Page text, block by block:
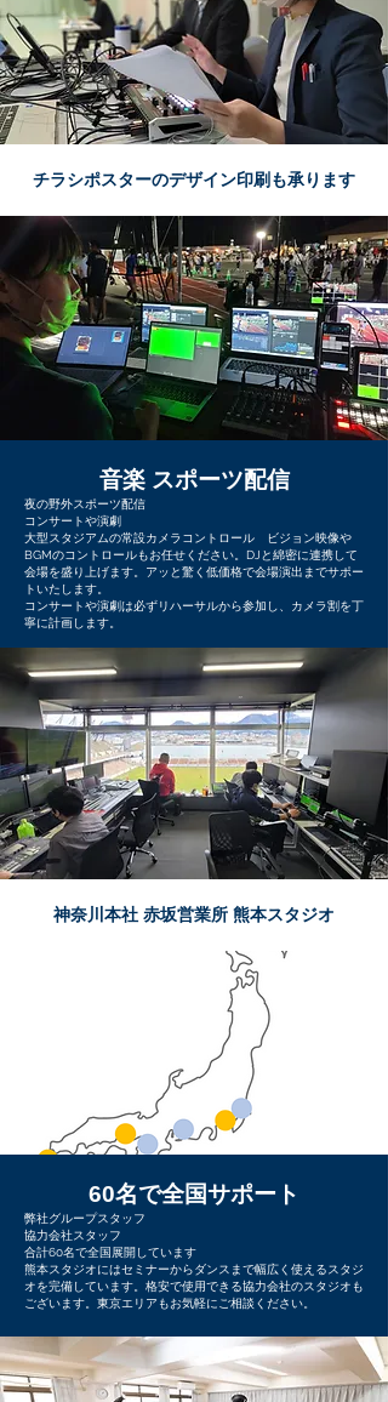
チラシポスターのデザイン印刷も承ります
音楽 スポーツ配信
夜の野外スポーツ配信
コンサートや演劇
大型スタジアムの常設カメラコントロール ビジョン映像や
BGMのコントロールもお任せください。DJと綿密に連携して
会場を盛り上げます。アッと驚く低価格で会場演出までサポー
トいたします。
​コンサートや演劇は必ずリハーサルから参加し、カメラ割を丁
寧に計画します。
神奈川本社 赤坂営業所 熊本スタジオ
60名で全国サポート
弊社グループスタッフ
協力会社スタッフ
​合計60名で全国展開しています
熊本スタジオにはセミナーからダンスまで幅広く使えるスタジ
オを完備しています。格安で使用できる協力会社のスタジオも
ございます。東京エリアもお気軽にご相談ください。